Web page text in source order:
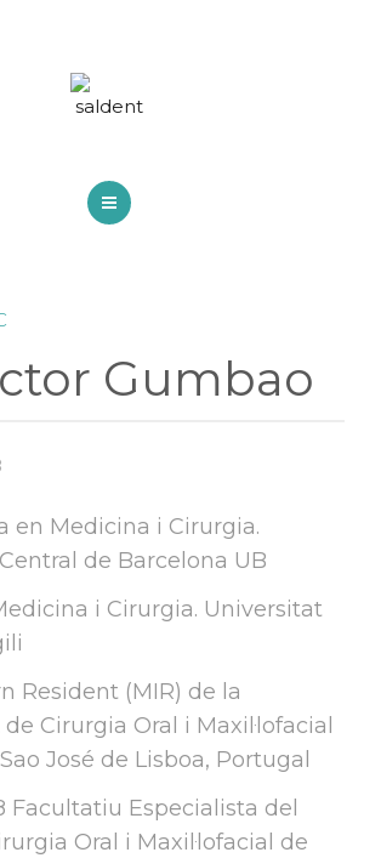
Gumbao
en Medicina i Cirurgia.
de Barcelona UB
i Cirurgia. Universitat
Resident (MIR) de la
Cirurgia Oral i Maxil·lofacial
José de Lisboa, Portugal
Facultatiu Especialista del
Oral i Maxil·lofacial de